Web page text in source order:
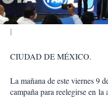
CIUDAD DE MÉXICO.
La mañana de este viernes 9
campaña para reelegirse en